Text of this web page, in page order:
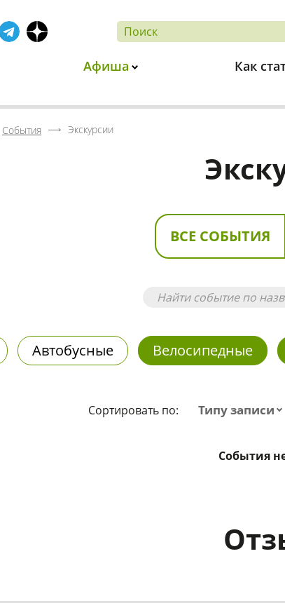
Афиша Как
События Экскурсии
ВСЕ СОБЫТИЯ
Автобусные Велосипедные
Сортировать по: Типу записи
События